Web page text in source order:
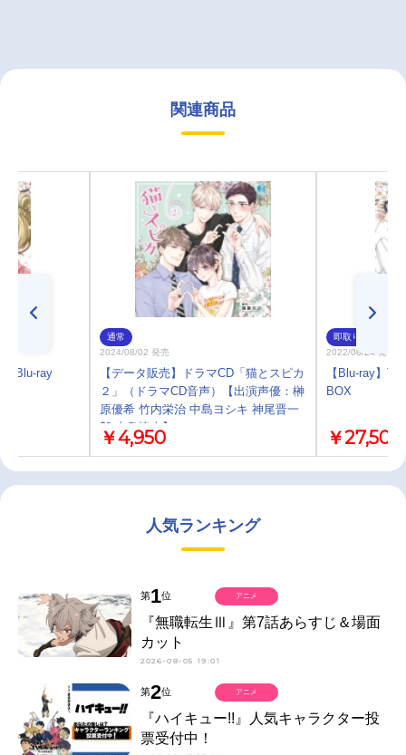
関連商品
Blu-ray
通常
2024/08/02 発売
【データ販売】ドラマCD「猫とスピカ
２」（ドラマCD音声）【出演声優：榊
原優希 竹内栄治 中島ヨシキ 神尾晋一
郎 寺島惇太】
￥4,950
即取り
2022/08/24 発売
【Blu-ray】
BOX
￥27,500
人気ランキング
第1位
『無職転生Ⅲ』第7話あらすじ＆場面
カット
2026-08-05 19:01
アニメ
第2位
『ハイキュー!!』人気キャラクター投
票受付中！
アニメ